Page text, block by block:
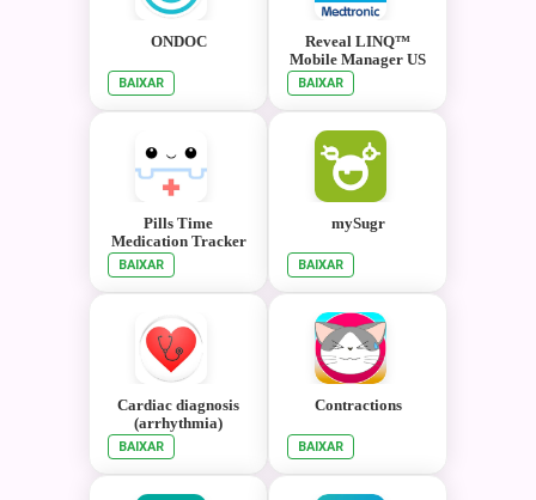
ONDOC
BAIXAR
Reveal LINQ™
Mobile Manager US
BAIXAR
Pills Time
Medication Tracker
& Pill Reminder
BAIXAR
mySugr
BAIXAR
Cardiac diagnosis
(arrhythmia)
BAIXAR
Contractions
BAIXAR